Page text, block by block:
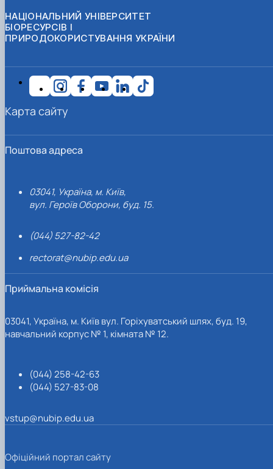
НАЦІОНАЛЬНИЙ УНІВЕРСИТЕТ
БІОРЕСУРСІВ І
ПРИРОДОКОРИСТУВАННЯ УКРАЇНИ
Поштова адреса
03041, Україна, м. Київ,
вул. Героїв Оборони, буд. 15.
(044) 527-82-42
rectorat@nubip.edu.ua
Приймальна комісія
03041, Україна, м. Київ вул. Горіхуватський шлях, буд. 19,
навчальний корпус № 1, кімната № 12.
(044) 258-42-63
(044) 527-83-08
vstup@nubip.edu.ua
Карта сайту
Офіційний портал сайту